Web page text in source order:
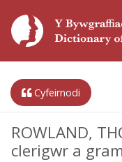
Cyfeirnodi
ROWLAND,
clerigwr a